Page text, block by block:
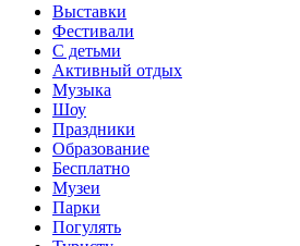
Выставки
Фестивали
С детьми
Активный отдых
Музыка
Шоу
Праздники
Образование
Бесплатно
Музеи
Парки
Погулять